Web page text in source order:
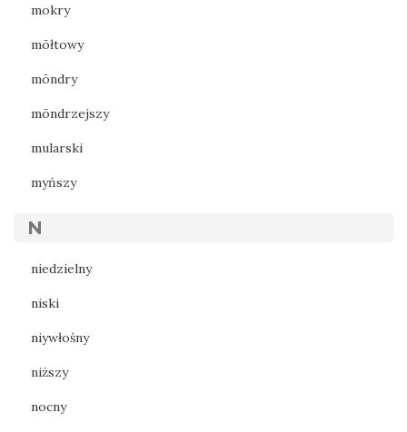
mokry
mōłtowy
mōndry
mōndrzejszy
mularski
myńszy
N
niedzielny
niski
niywłośny
niższy
nocny